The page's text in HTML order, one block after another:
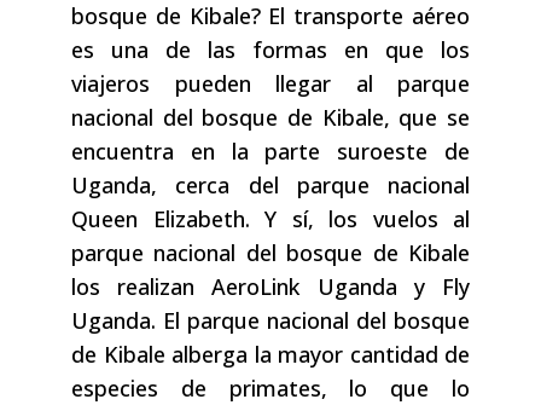
bosque de Kibale? El transporte aéreo
es una de las formas en que los
viajeros pueden llegar al parque
nacional del bosque de Kibale, que se
encuentra en la parte suroeste de
Uganda, cerca del parque nacional
Queen Elizabeth. Y sí, los vuelos al
parque nacional del bosque de Kibale
los realizan AeroLink Uganda y Fly
Uganda. El parque nacional del bosque
de Kibale alberga la mayor cantidad de
especies de primates, lo que lo